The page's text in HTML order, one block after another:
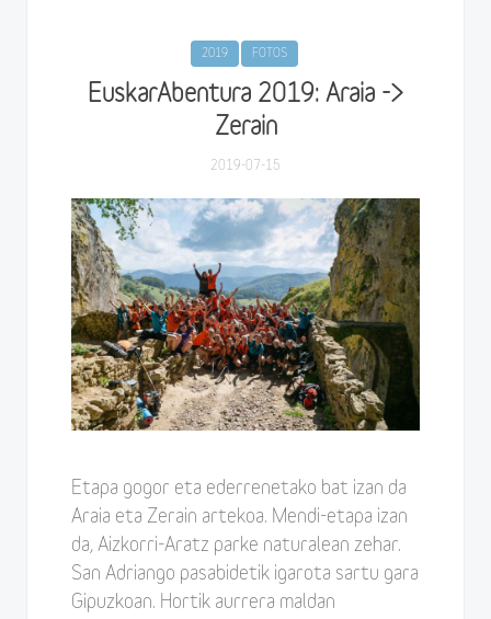
2019 FOTOS
EuskarAbentura 2019: Araia ->
Zerain
2019-07-15
Etapa gogor eta ederrenetako bat izan da
Araia eta Zerain artekoa. Mendi-etapa izan
da, Aizkorri-Aratz parke naturalean zehar.
San Adriango pasabidetik igarota sartu gara
Gipuzkoan. Hortik aurrera maldan